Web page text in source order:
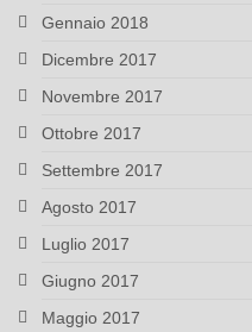
Gennaio 2018
Dicembre 2017
Novembre 2017
Ottobre 2017
Settembre 2017
Agosto 2017
Luglio 2017
Giugno 2017
Maggio 2017